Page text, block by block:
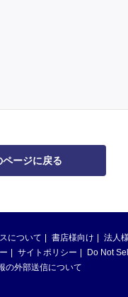
ページに戻る
について 書店様向け 法人
サイトポリシー
Do Not
の外部送信について